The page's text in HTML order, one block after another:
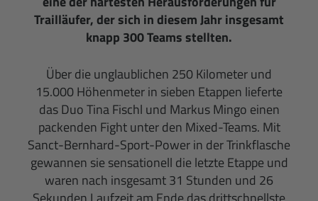
Trailläufer, der sich in diesem Jahr insgesamt
knapp 300 Teams stellten.
Über die unglaublichen 250 Kilometer und
15.000 Höhenmeter in sieben Etappen lieferte
das Duo Tina Fischl und Markus Mingo einen
packenden Fight unter den Mixed-Teams. Mit
Sanct-Bernhard-Sport-Power in der Trinkflasche
gewannen sie sensationell die letzte Etappe und
waren nach insgesamt 31 Stunden und 26